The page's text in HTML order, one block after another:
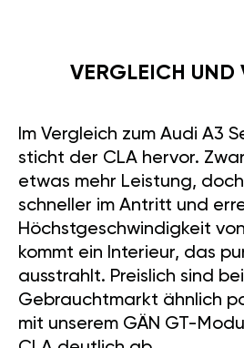
VERGLEICH UND
Im Vergleich zum Audi A3
sticht der CLA hervor.
etwas mehr Leistung,
schneller im Antritt und
Höchstgeschwindigkeit
kommt ein Interieur, das
ausstrahlt. Preislich sind
Gebrauchtmarkt ähnlich
mit unserem GÄN GT-